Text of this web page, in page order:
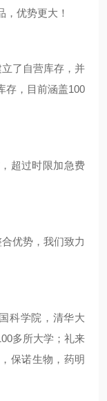
优势更大！
了自营库存，并
存，目前涵盖100
超过时限加急费
优势，我们致力
科学院，清华大
多所大学；礼来
保诺生物，药明